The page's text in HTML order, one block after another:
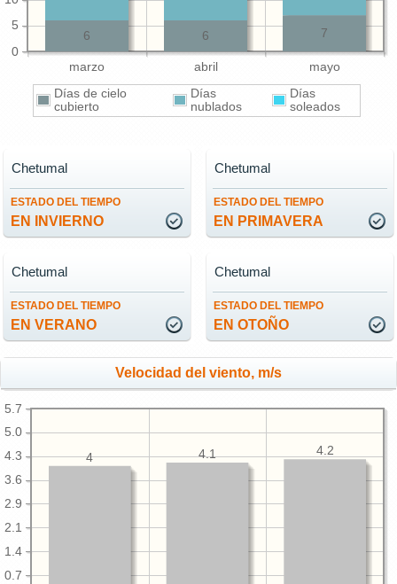
marzo abril mayo
0
5
7
6
6
Días de cielo
cubierto
Días
nublados
Días
soleados
ESTADO DEL TIEMPO
EN INVIERNO
Chetumal
ESTADO DEL TIEMPO
EN PRIMAVERA
Chetumal
ESTADO DEL TIEMPO
EN VERANO
Chetumal
ESTADO DEL TIEMPO
EN OTOÑO
Chetumal
Velocidad del viento, m/s
0.7
1.4
2.1
2.9
3.6
4.3
5.0
5.7
4.2
4.1
4